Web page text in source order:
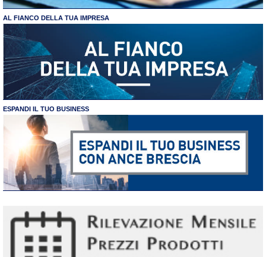
AL FIANCO DELLA TUA IMPRESA
ESPANDI IL TUO BUSINESS